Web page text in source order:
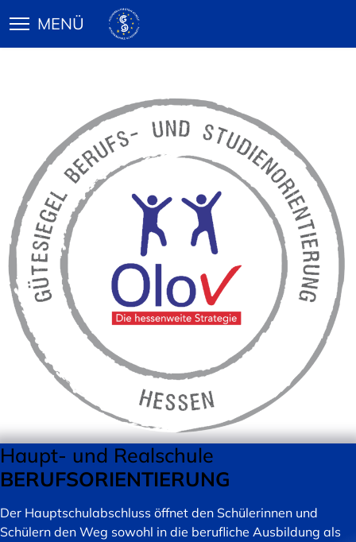
Haupt- und Realschule
BERUFSORIENTIERUNG
Der Hauptschulabschluss öffnet den Schülerinnen und
Schülern den Weg sowohl in die berufliche Ausbildung als